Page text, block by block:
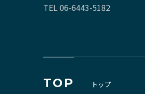
TEL 06-6443-5182
TOP トップ